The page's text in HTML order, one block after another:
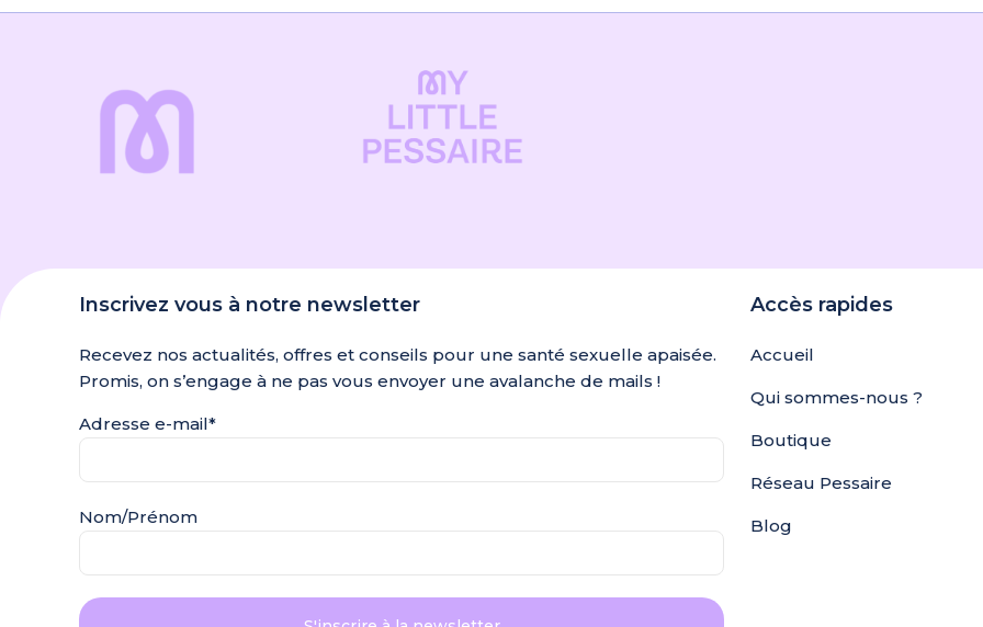
Inscrivez vous à notre newsletter
Recevez nos actualités, offres et conseils pour une santé sexuelle apaisée.
Promis, on s’engage à ne pas vous envoyer une avalanche de mails !
Adresse e-mail*
Nom/Prénom
Accès rapides
Accueil
Qui sommes-nous ?
Boutique
Réseau Pessaire
Blog